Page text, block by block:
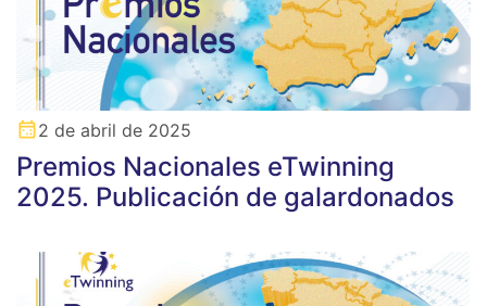
2 de abril de 2025
Premios Nacionales eTwinning
2025. Publicación de galardonados